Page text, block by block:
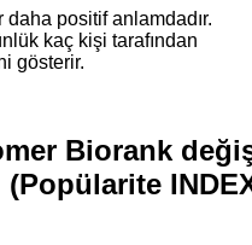
positif anlamdadır.
kaç kişi tarafından
gösterir.
Biorank